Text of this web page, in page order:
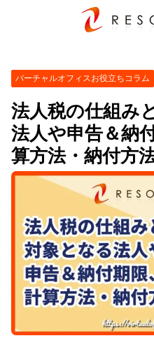
バーチャルオフィスお役立ちコラム
法人税の仕組み
法人や申告＆納
算方法・納付方